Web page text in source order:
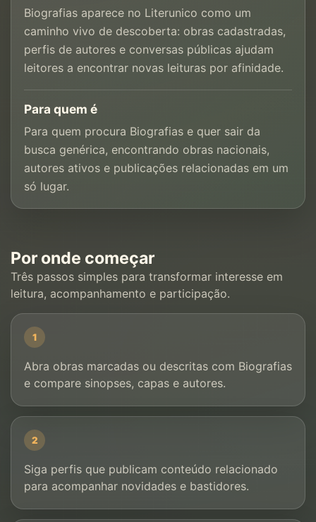
Biografias aparece no Literunico como um
caminho vivo de descoberta: obras cadastradas,
perfis de autores e conversas públicas ajudam
leitores a encontrar novas leituras por afinidade.
Para quem é
Para quem procura Biografias e quer sair da
busca genérica, encontrando obras nacionais,
autores ativos e publicações relacionadas em um
só lugar.
Por onde começar
Três passos simples para transformar interesse em
leitura, acompanhamento e participação.
1
Abra obras marcadas ou descritas com Biografias
e compare sinopses, capas e autores.
2
Siga perfis que publicam conteúdo relacionado
para acompanhar novidades e bastidores.